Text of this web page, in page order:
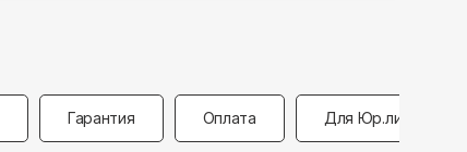
Гарантия Оплата Для Юр.лиц